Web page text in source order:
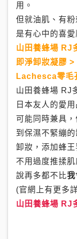
用。
但就油肌、有
是有心中的喜愛
山田養蜂場 RJ
即淨卸妝凝膠
Lachesca零毛
山田養蜂場 RJ
日本友人的愛
可能同時兼具
到保濕不緊繃
卸妝，添加蜂
不用過度推揉
說再多都不比我
(官網上有更多
山田養蜂場 RJ